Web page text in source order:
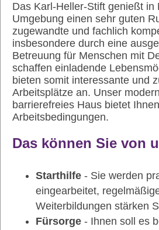
Das Karl-Heller-Stift genießt in
Umgebung einen sehr guten
zugewandte und fachlich
insbesondere durch eine
Betreuung für Menschen mit
schaffen einladende
bieten somit interessante und
Arbeitsplätze an. Unser
barrierefreies Haus bietet
Arbeitsbedingungen.
Das können Sie von
Starthilfe - Sie werden
eingearbeitet,
Weiterbildungen stärken
Fürsorge - Ihnen soll es